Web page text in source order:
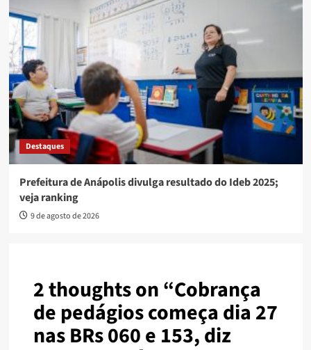
Destaques
Prefeitura de Anápolis divulga resultado do Ideb 2025;
veja ranking
9 de agosto de 2026
2 thoughts on “Cobrança
de pedágios começa dia 27
nas BRs 060 e 153, diz